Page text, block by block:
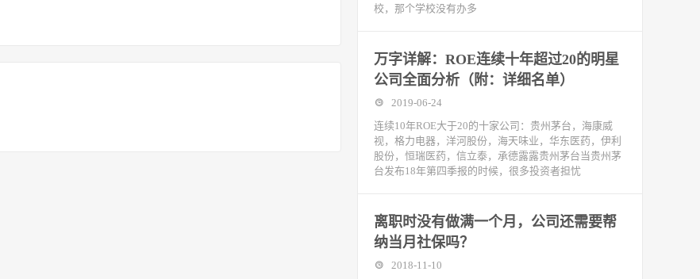
校，那个学校没有办多
万字详解：ROE连续十年超过20的明星
公司全面分析（附：详细名单）
2019-06-24
连续10年ROE大于20的十家公司：贵州茅台，海康威
视，格力电器，洋河股份，海天味业，华东医药，伊利
股份，恒瑞医药，信立泰，承德露露贵州茅台当贵州茅
台发布18年第四季报的时候，很多投资者担忧
离职时没有做满一个月，公司还需要帮
纳当月社保吗？
2018-11-10